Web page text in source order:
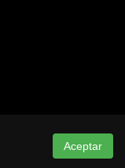
Aceptar